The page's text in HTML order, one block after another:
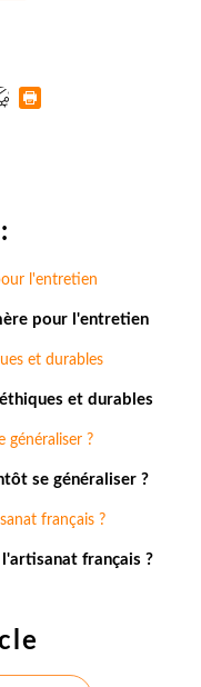
pour l'entretien
et durables
se généraliser ?
français ?